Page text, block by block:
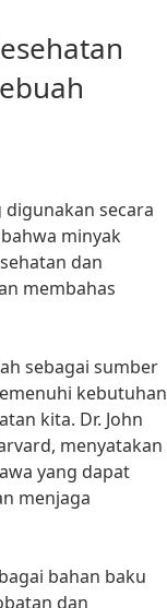
secara
minyak
dan
membahas
sebagai sumber
kebutuhan
kita. Dr. John
menyatakan
yang dapat
menjaga
bahan baku
dan